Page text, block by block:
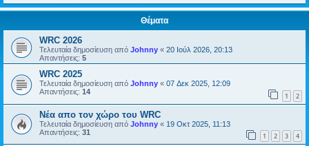
Θέματα
WRC 2026
Τελευταία δημοσίευση από Johnny « 20 Ιούλ 2026, 20:13
Απαντήσεις: 5
WRC 2025
Τελευταία δημοσίευση από Johnny « 07 Δεκ 2025, 12:09
Απαντήσεις: 14 1 2
Νέα απο τον χώρο του WRC
Τελευταία δημοσίευση από Johnny « 19 Οκτ 2025, 11:13
Απαντήσεις: 31 1 2 3 4